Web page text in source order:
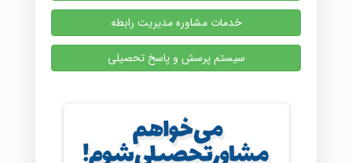
خدمات مشاوره مدیریت رابطه
سیستم پرسش و پاسخ تحصیلی